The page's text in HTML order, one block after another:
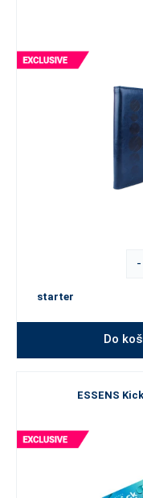
-
starter
Do
ESSENS